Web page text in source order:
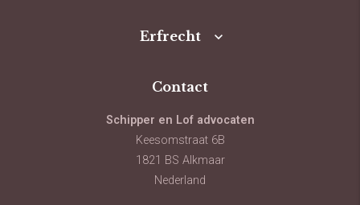
Erfrecht
Contact
Schipper en Lof advocaten
Keesomstraat 6B
1821 BS Alkmaar
Nederland